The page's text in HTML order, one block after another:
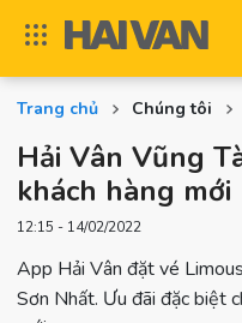
Trang chủ Chúng tôi
Hải Vân Vũng
khách hàng mới
12:15 - 14/02/2022
App Hải Vân đặt vé
Sơn Nhất. Ưu đãi đặc biệt